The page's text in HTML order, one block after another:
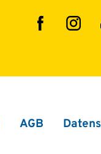
AGB